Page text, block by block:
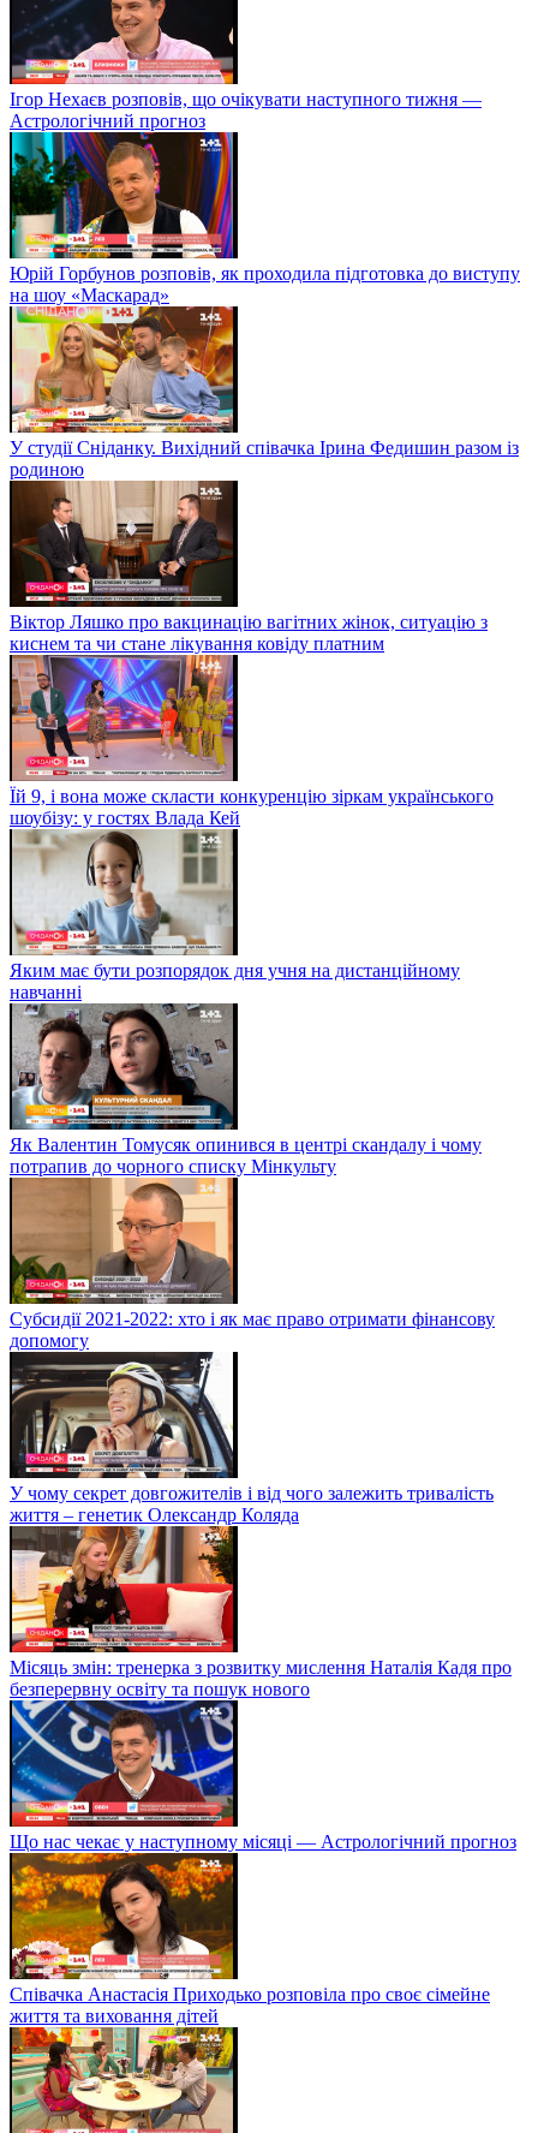
Ігор Нехаєв розповів, що очікувати наступного тижня —
Астрологічний прогноз
Юрій Горбунов розповів, як проходила підготовка до виступу
на шоу «Маскарад»
У студії Сніданку. Вихідний співачка Ірина Федишин разом із
родиною
Віктор Ляшко про вакцинацію вагітних жінок, ситуацію з
киснем та чи стане лікування ковіду платним
Їй 9, і вона може скласти конкуренцію зіркам українського
шоубізу: у гостях Влада Кей
Яким має бути розпорядок дня учня на дистанційному
навчанні
Як Валентин Томусяк опинився в центрі скандалу і чому
потрапив до чорного списку Мінкульту
Субсидії 2021-2022: хто і як має право отримати фінансову
допомогу
У чому секрет довгожителів і від чого залежить тривалість
життя – генетик Олександр Коляда
Місяць змін: тренерка з розвитку мислення Наталія Кадя про
безперервну освіту та пошук нового
Що нас чекає у наступному місяці — Астрологічний прогноз
Співачка Анастасія Приходько розповіла про своє сімейне
життя та виховання дітей